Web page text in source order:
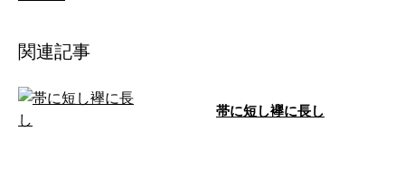
関連記事
帯に短し襷に長し